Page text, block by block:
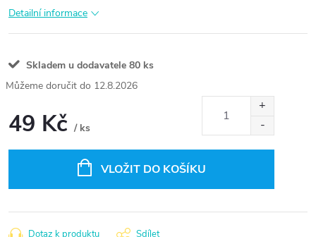
Detailní informace
Skladem u dodavatele 80 ks
12.8.2026
49 Kč / ks
VLOŽIT DO KOŠÍKU
Dotaz k produktu Sdílet